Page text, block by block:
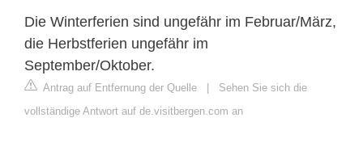
Die Winterferien sind ungefähr im Februar/März,
die Herbstferien ungefähr im
September/Oktober.
Antrag auf Entfernung der Quelle | Sehen Sie sich die
vollständige Antwort auf de.visitbergen.com an